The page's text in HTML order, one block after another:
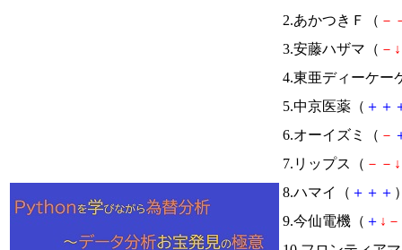
2.あかつきＦ（ －
3.安藤ハザマ（ － ↓
4.東亜ディーケー
5.中京医薬（ ＋ ＋
6.オーイズミ（ －
7.リップス（ － － ↓
8.ハマイ（ ＋ ＋ ＋
9.今仙電機（ ＋ ↓ －